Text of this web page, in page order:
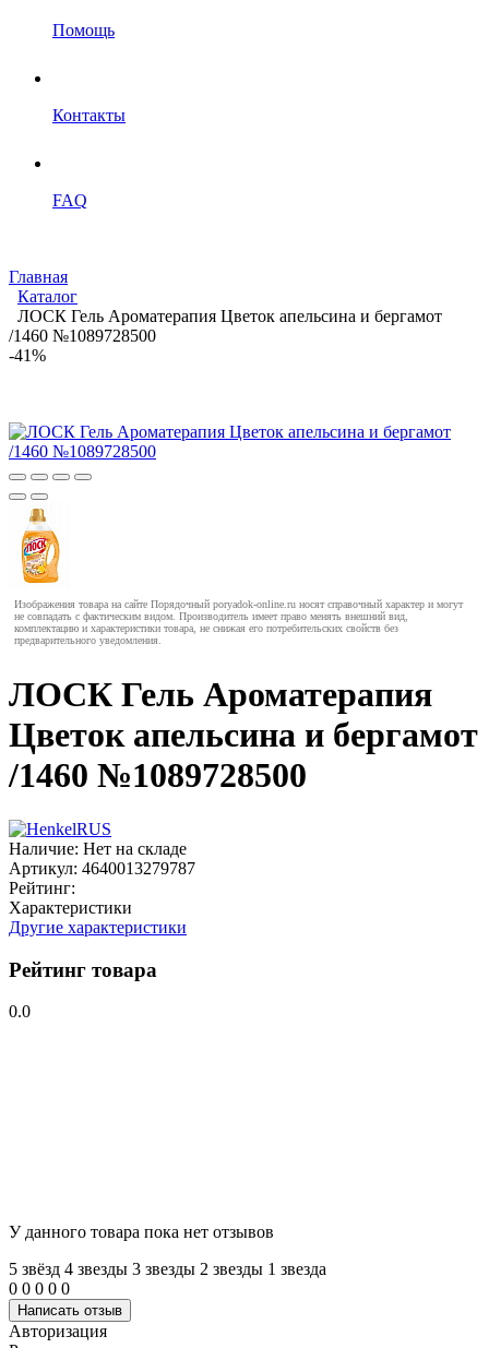
Помощь
Контакты
FAQ
Главная
Каталог
ЛОСК Гель Ароматерапия Цветок апельсина и бергамот
/1460 №1089728500
-41%
Изображения товара на сайте Порядочный poryadok-online.ru носят справочный характер и могут
не совпадать с фактическим видом. Производитель имеет право менять внешний вид,
комплектацию и характеристики товара, не снижая его потребительских свойств без
предварительного уведомления.
ЛОСК Гель Ароматерапия
Цветок апельсина и бергамот
/1460 №1089728500
Наличие: Нет на складе
Артикул: 4640013279787
Рейтинг:
Характеристики
Другие характеристики
Рейтинг товара
0.0
У данного товара пока нет отзывов
5 звёзд 4 звeзды 3 звeзды 2 звeзды 1 звeзда
0 0 0 0 0
Написать отзыв
Авторизация